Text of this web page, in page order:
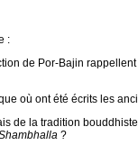
:
de Por-Bajin
où ont été écrits les
de la tradition
?